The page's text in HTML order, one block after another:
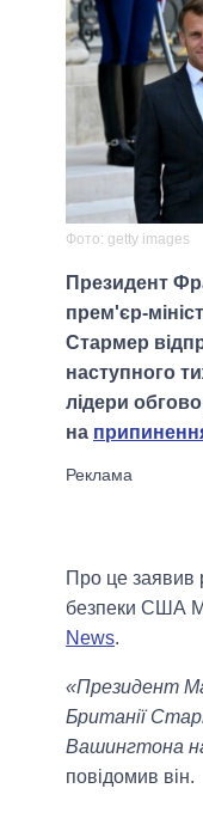
Фото: getty images
Президент
прем'єр-
Стармер
наступного
лідери
на
Про це заявив
безпеки США
News.
«Президент
Британії
Вашингтона
повідомив він.